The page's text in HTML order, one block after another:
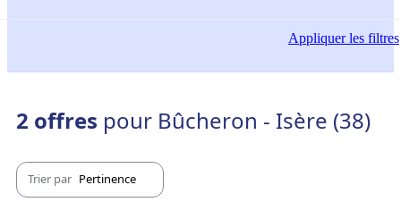
Appliquerles filtres
2 offres pour Bûcheron - Isère (38)
Trier par Pertinence